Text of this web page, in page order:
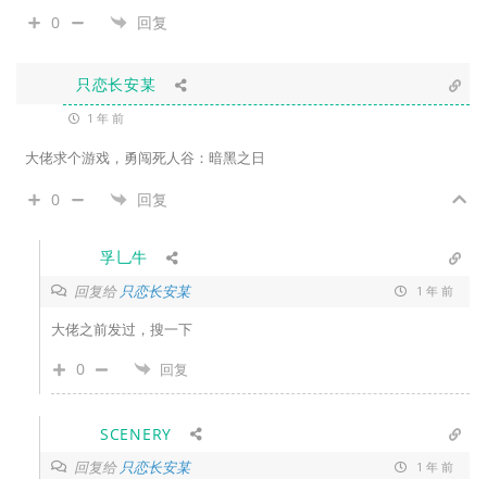
0 回复
只恋长安某
1 年 前
大佬求个游戏，勇闯死人谷：暗黑之日
0 回复
孚乚牛
回复给只恋长安某 1 年 前
大佬之前发过，搜一下
0 回复
SCENERY
回复给只恋长安某 1 年 前